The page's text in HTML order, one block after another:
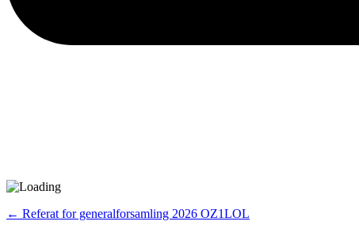
← Referat for generalforsamling 2026 OZ1LOL